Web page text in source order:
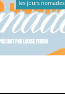
les jours nomades